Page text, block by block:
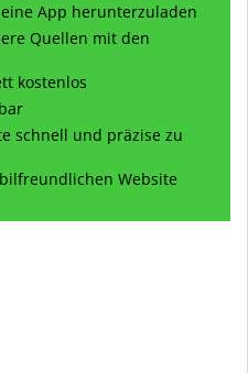
App herunterzuladen
Quellen mit den
kostenlos
schnell und präzise zu
Website